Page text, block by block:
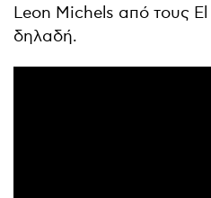
Leon Michels από τους
δηλαδή.